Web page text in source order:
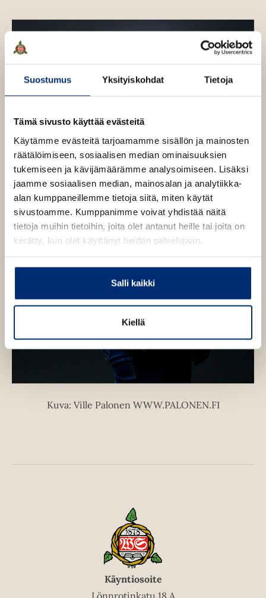
Suostumus Yksityiskohdat Tietoja
Tämä sivusto käyttää evästeitä
Käytämme evästeitä tarjoamamme sisällön ja mainosten
räätälöimiseen, sosiaalisen median ominaisuuksien
tukemiseen ja kävijämäärämme analysoimiseen. Lisäksi
jaamme sosiaalisen median, mainosalan ja analytiikka-
alan kumppaneillemme tietoja siitä, miten käytät
sivustoamme. Kumppanimme voivat yhdistää näitä
tietoja muihin tietoihin, joita olet antanut heille tai joita on
kerätty, kun olet käyttänyt heidän palvelujaan.
Salli kaikki
Kiellä
Kuva: Ville Palonen WWW.PALONEN.FI
Käyntiosoite